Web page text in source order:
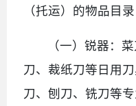
（托运）的物品目录
（一）锐器：
刀、裁纸刀等日用
刀、刨刀、铣刀等